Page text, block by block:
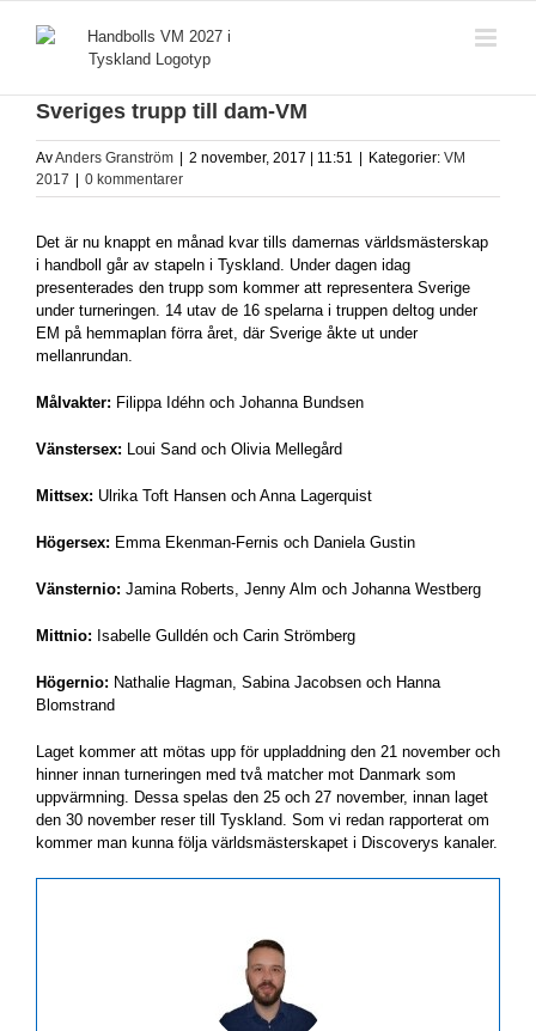
Sveriges trupp till dam-VM
AvAnders Granström 2 november, 2017 | 11:51 Kategorier: VM
2017
0 kommentarer
Det är nu knappt en månad kvar tills damernas världsmästerskap
i handboll går av stapeln i Tyskland. Under dagen idag
presenterades den trupp som kommer att representera Sverige
under turneringen. 14 utav de 16 spelarna i truppen deltog under
EM på hemmaplan förra året, där Sverige åkte ut under
mellanrundan.
Målvakter: Filippa Idéhn och Johanna Bundsen
Vänstersex: Loui Sand och Olivia Mellegård
Mittsex: Ulrika Toft Hansen och Anna Lagerquist
Högersex: Emma Ekenman-Fernis och Daniela Gustin
Vänsternio: Jamina Roberts, Jenny Alm och Johanna Westberg
Mittnio: Isabelle Gulldén och Carin Strömberg
Högernio: Nathalie Hagman, Sabina Jacobsen och Hanna
Blomstrand
Laget kommer att mötas upp för uppladdning den 21 november och
hinner innan turneringen med två matcher mot Danmark som
uppvärmning. Dessa spelas den 25 och 27 november, innan laget
den 30 november reser till Tyskland. Som vi redan rapporterat om
kommer man kunna följa världsmästerskapet i Discoverys kanaler.